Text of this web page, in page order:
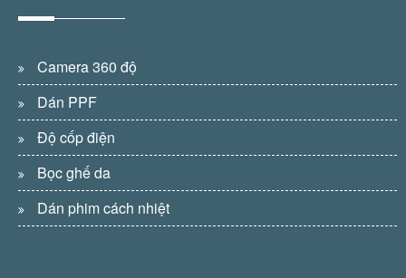
Camera 360 độ
Dán PPF
Độ cốp điện
Bọc ghế da
Dán phim cách nhiệt